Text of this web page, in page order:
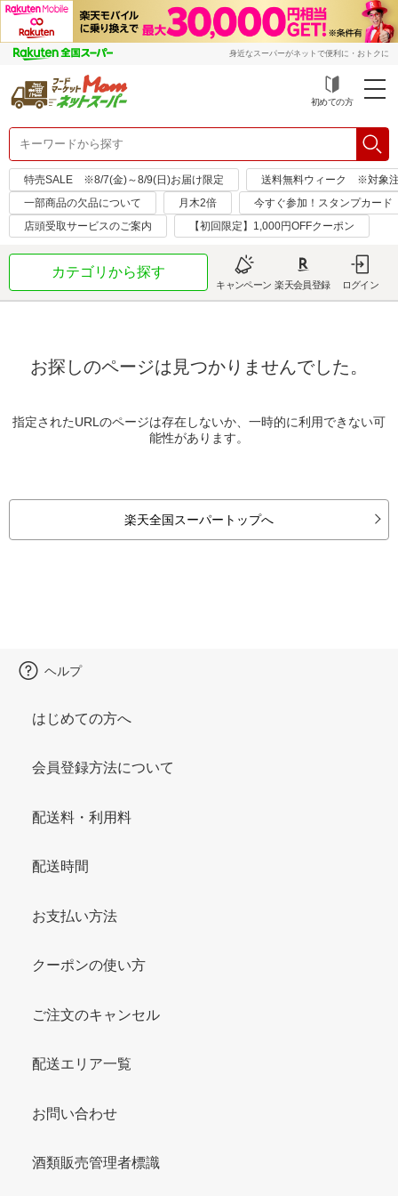
身近なスーパーがネットで便利に・おトクに
初めての方
特売SALE ※8/7(金)～8/9(日)お届け限定
送料無料ウィーク ※対象
一部商品の欠品について
月木2倍
今すぐ参加！スタンプカード
店頭受取サービスのご案内
【初回限定】1,000円OFFクーポン
カテゴリから探す
キャンペーン 楽天会員登録 ログイン
お探しのページは見つかりませんでした。
指定されたURLのページは存在しないか、一時的に利用できない可
能性があります。
楽天全国スーパートップへ
ヘルプ
はじめての方へ
会員登録方法について
配送料・利用料
配送時間
お支払い方法
クーポンの使い方
ご注文のキャンセル
配送エリア一覧
お問い合わせ
酒類販売管理者標識